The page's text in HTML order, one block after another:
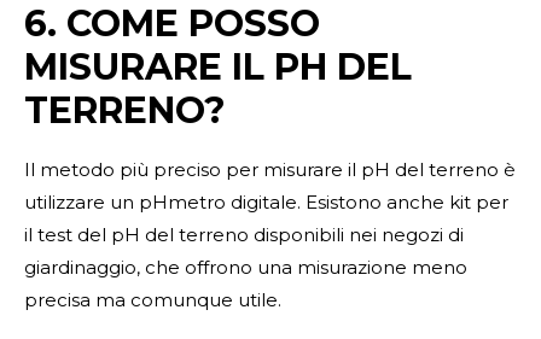
6. COME POSSO
MISURARE IL PH DEL
TERRENO?
Il metodo più preciso per misurare il pH del terreno è
utilizzare un pHmetro digitale. Esistono anche kit per
il test del pH del terreno disponibili nei negozi di
giardinaggio, che offrono una misurazione meno
precisa ma comunque utile.